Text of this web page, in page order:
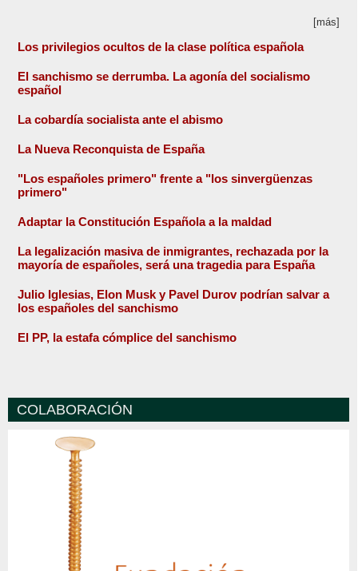
[más]
Los privilegios ocultos de la clase política española
El sanchismo se derrumba. La agonía del socialismo
español
La cobardía socialista ante el abismo
La Nueva Reconquista de España
"Los españoles primero" frente a "los sinvergüenzas
primero"
Adaptar la Constitución Española a la maldad
La legalización masiva de inmigrantes, rechazada por la
mayoría de españoles, será una tragedia para España
Julio Iglesias, Elon Musk y Pavel Durov podrían salvar a
los españoles del sanchismo
El PP, la estafa cómplice del sanchismo
COLABORACIÓN